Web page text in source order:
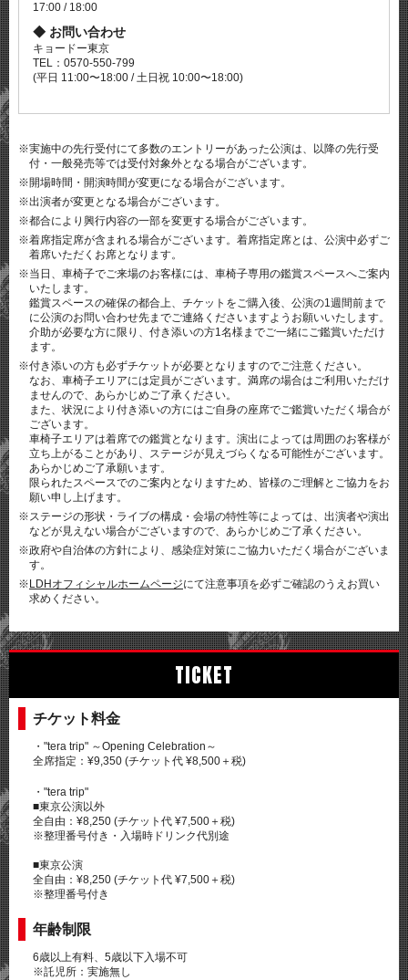
17:00 / 18:00
お問い合わせ
キョードー東京
TEL：0570-550-799
(平日 11:00〜18:00 / 土日祝 10:00〜18:00)
※実施中の先行受付にて多数のエントリーがあった公演は、以降の先行受
付・一般発売等では受付対象外となる場合がございます。
※開場時間・開演時間が変更になる場合がございます。
※出演者が変更となる場合がございます。
※都合により興行内容の一部を変更する場合がございます。
※着席指定席が含まれる場合がございます。着席指定席とは、公演中必ずご
着席いただくお席となります。
※当日、車椅子でご来場のお客様には、車椅子専用の鑑賞スペースへご案内
いたします。
鑑賞スペースの確保の都合上、チケットをご購入後、公演の1週間前まで
に公演のお問い合わせ先までご連絡くださいますようお願いいたします。
介助が必要な方に限り、付き添いの方1名様までご一緒にご鑑賞いただけ
ます。
※付き添いの方も必ずチケットが必要となりますのでご注意ください。
なお、車椅子エリアには定員がございます。満席の場合はご利用いただけ
ませんので、あらかじめご了承ください。
また、状況により付き添いの方にはご自身の座席でご鑑賞いただく場合が
ございます。
車椅子エリアは着席での鑑賞となります。演出によっては周囲のお客様が
立ち上がることがあり、ステージが見えづらくなる可能性がございます。
あらかじめご了承願います。
限られたスペースでのご案内となりますため、皆様のご理解とご協力をお
願い申し上げます。
※ステージの形状・ライブの構成・会場の特性等によっては、出演者や演出
などが見えない場合がございますので、あらかじめご了承ください。
※政府や自治体の方針により、感染症対策にご協力いただく場合がございま
す。
※ LDHオフィシャルホームページにて注意事項を必ずご確認のうえお買い
求めください。
TICKET
チケット料金
・"tera trip" ～Opening Celebration～
全席指定：¥9,350 (チケット代 ¥8,500＋税)
・"tera trip"
■東京公演以外
全自由：¥8,250 (チケット代 ¥7,500＋税)
※整理番号付き・入場時ドリンク代別途
■東京公演
全自由：¥8,250 (チケット代 ¥7,500＋税)
※整理番号付き
年齢制限
6歳以上有料、5歳以下入場不可
※託児所：実施無し